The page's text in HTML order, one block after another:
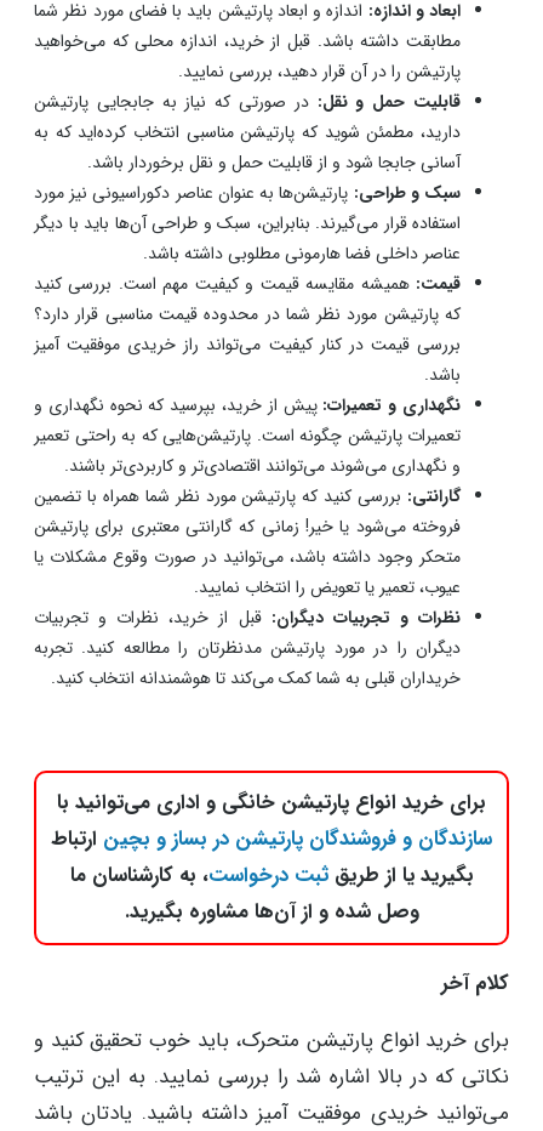
ابعاد و اندازه:اندازه و ابعاد پارتیشن باید با فضای مورد نظر شما
مطابقت داشته باشد. قبل از خرید، اندازه محلی که می‌خواهید
پارتیشن را در آن قرار دهید، بررسی نمایید.
قابلیت حمل و نقل:در صورتی که نیاز به جابجایی پارتیشن
دارید، مطمئن شوید که پارتیشن مناسبی انتخاب کرده‌اید که به
آسانی جابجا شود و از قابلیت حمل و نقل برخوردار باشد.
سبک و طراحی:پارتیشن‌ها به عنوان عناصر دکوراسیونی نیز مورد
استفاده قرار می‌گیرند. بنابراین، سبک و طراحی آن‌ها باید با دیگر
عناصر داخلی فضا هارمونی مطلوبی داشته باشد.
قیمت:همیشه مقایسه قیمت و کیفیت مهم است. بررسی کنید
که پارتیشن مورد نظر شما در محدوده قیمت مناسبی قرار دارد؟
بررسی قیمت در کنار کیفیت می‌تواند راز خریدی موفقیت آمیز
باشد.
نگهداری و تعمیرات:پیش از خرید، بپرسید که نحوه نگهداری و
تعمیرات پارتیشن چگونه است. پارتیشن‌هایی که به راحتی تعمیر
و نگهداری می‌شوند می‌توانند اقتصادی‌تر و کاربردی‌تر باشند.
گارانتی:بررسی کنید که پارتیشن مورد نظر شما همراه با تضمین
فروخته می‌شود یا خیر! زمانی که گارانتی معتبری برای پارتیشن
متحکر وجود داشته باشد، می‌توانید در صورت وقوع مشکلات یا
عیوب، تعمیر یا تعویض را انتخاب نمایید.
نظرات و تجربیات دیگران:قبل از خرید، نظرات و تجربیات
دیگران را در مورد پارتیشن مدنظرتان را مطالعه کنید. تجربه
خریداران قبلی به شما کمک می‌کند تا هوشمندانه انتخاب کنید.
برای خرید انواع پارتیشن خانگی و اداری می‌توانید با
سازندگان و فروشندگان پارتیشن در بساز و بچینارتباط
بگیرید یا از طریقثبت درخواست، به کارشناسان ما
وصل شده و از آن‌ها مشاوره بگیرید.
کلام آخر
برای خرید انواع پارتیشن متحرک، باید خوب تحقیق کنید و
نکاتی که در بالا اشاره شد را بررسی نمایید. به این ترتیب
می‌توانید خریدی موفقیت آمیز داشته باشید. یادتان باشد